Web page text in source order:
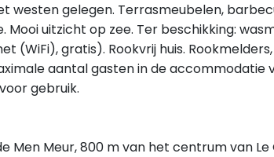
westen gelegen. Terrasmeubelen,
uitzicht op zee. Ter beschikking:
(WiFi), gratis). Rookvrij huis. Rookmelders,
aantal gasten in de accommodatie
gebruik.
Men Meur, 800 m van het centrum van Le